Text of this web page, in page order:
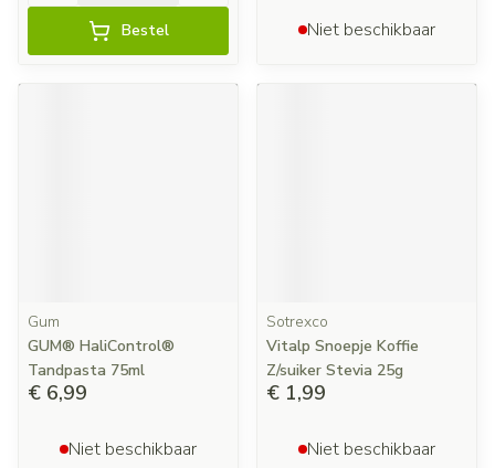
Bestel Niet beschikbaar
Gum
GUM® HaliControl®
Tandpasta 75ml
€ 6,99
Niet beschikbaar
Sotrexco
Vitalp Snoepje Koffie
Z/suiker Stevia 25g
€ 1,99
Niet beschikbaar